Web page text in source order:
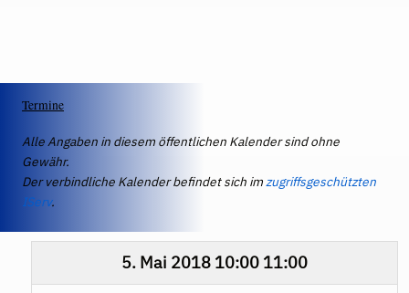
Termine
Alle Angaben in diesem öffentlichen Kalender sind ohne
Gewähr.
Der verbindliche Kalender befindet sich imzugriffsgeschützten
IServ.
5. Mai 2018 10:00 11:00